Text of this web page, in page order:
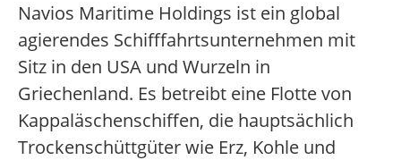
Navios Maritime Holdings ist ein global
agierendes Schifffahrtsunternehmen mit
Sitz in den USA und Wurzeln in
Griechenland. Es betreibt eine Flotte von
Kappaläschenschiffen, die hauptsächlich
Trockenschüttgüter wie Erz, Kohle und